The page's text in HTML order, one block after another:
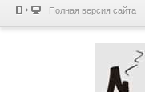
Полная версия сайта